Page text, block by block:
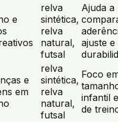
e
relva
sintética,
relva
natural,
futsal
Ajuda a
ajuste e
e
em
relva
sintética,
relva
natural,
futsal
Foco
infantil
de